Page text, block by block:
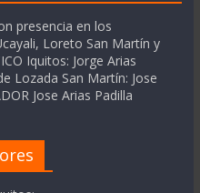
presencia en los
Loreto San Martín y
Iquitos: Jorge Arias
Lozada San Martín: Jose
Jose Arias Padilla